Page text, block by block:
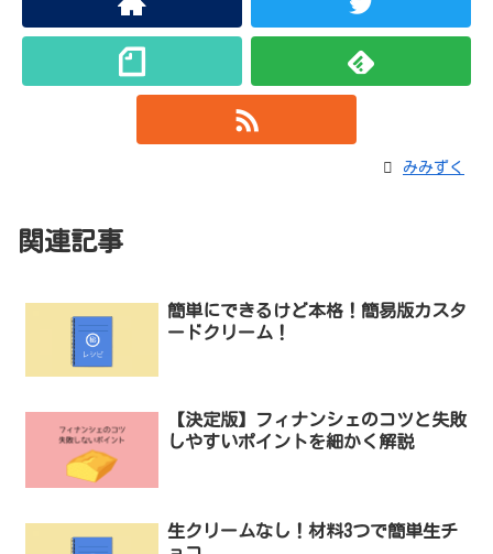
みみずく
関連記事
簡単にできるけど本格！簡易版カスタ
ードクリーム！
【決定版】フィナンシェのコツと失敗
しやすいポイントを細かく解説
生クリームなし！材料3つで簡単生チ